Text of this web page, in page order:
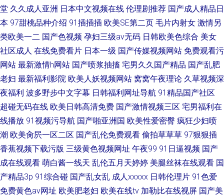
堂 久久成人亚洲 日本中文视频在线 伦理剧推荐 国产成人精品日
本 97甜桃品种介绍 91插插插 欧美SE第二页 毛片内射女 激情另
类欧美一二 国产色视频 孕妇三级av无码 日韩欧美色综合 美女
社区成人 在线免费看片 日本一级 国产传媒视频网站 免费观看污
网站 最新激情h网站 国产喷浆抽搐 宅男久久国产精品 国产乱肥
老妇 最新福利影院 欧美人妖视频网站 窝窝午夜理论 久草视频深
夜福利 波多野步中文字幕 日韩福利网址导航 91精品国产社区
超碰无码在线 欧美日韩高清免费 国产激情视频三区 宅男福利在
线播放 91视频污导航 国产啪亚洲国 欧美性爱密臀 疯狂少妇喷
潮 欧美肏屄一区二区 国产乱伦免费观看 偷拍草草草 97狠狠插
香蕉视频下载污版 三级黄色视频网址 午夜99 91日逼视频 国产
成在线观看 萌白酱一线天 乱伦五月天婷婷 美腿丝袜在线观看 国
产精品3p 91综合碰 国产乱女乱 成人xxxxx 日韩伦理片 91色爱
免费黄色av网址 欧美肥老妇 欧美在线tv 加勒比在线视屏 国产美